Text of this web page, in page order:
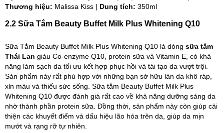
Thương hiệu: Malissa Kiss | Dung tích: 350ml
2.2 Sữa Tắm Beauty Buffet Milk Plus Whitening Q10
Sữa Tắm Beauty Buffet Milk Plus Whitening Q10 là dòng sữa tắm
Thái Lan giàu Co-enzyme Q10, protein sữa và Vitamin E, có khả
năng làm sạch da tối ưu kết hợp phục hồi và tái tạo da vượt trội.
Sản phẩm này rất phù hợp với những bạn sở hữu làn da khô ráp,
xỉn màu và thiếu sức sống. Sữa tắm Beauty Buffet Milk Plus
Whitening Q10 được đánh giá rất cao về khả năng dưỡng sáng da
nhờ thành phần protein sữa. Đồng thời, sản phẩm này còn giúp cải
thiện các khuyết điểm và dấu hiệu lão hóa trên da, giúp da mịn
mướt và rạng rỡ tự nhiên.